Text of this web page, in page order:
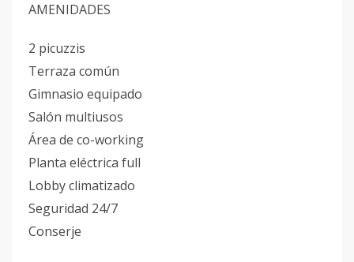
AMENIDADES
2 picuzzis
Terraza común
Gimnasio equipado
Salón multiusos
Área de co-working
Planta eléctrica full
Lobby climatizado
Seguridad 24/7
⁠Conserje